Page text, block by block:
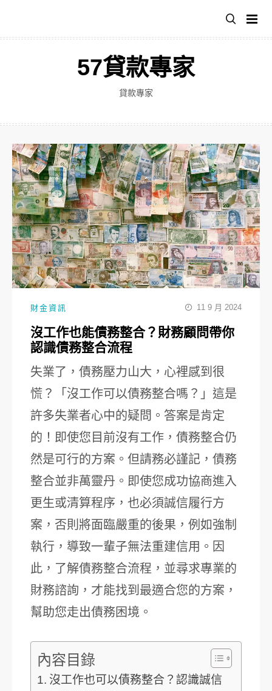
主
57貸款專家
貸款專家
財金資訊 11 9 月 2024
沒工作也能債務整合？財務顧問帶你
認識債務整合流程
失業了，債務壓力山大，心裡感到很
慌？「沒工作可以債務整合嗎？」這是
許多失業者心中的疑問。答案是肯定
的！即使您目前沒有工作，債務整合仍
然是可行的方案。但請務必謹記，債務
整合並非萬靈丹。即使您成功協商進入
更生或清算程序，也必須誠信履行方
案，否則將面臨嚴重的後果，例如強制
執行，導致一輩子無法重建信用。因
此，了解債務整合流程，並尋求專業的
財務諮詢，才能找到最適合您的方案，
幫助您走出債務困境。
內容目錄
沒工作也可以債務整合？認識誠信